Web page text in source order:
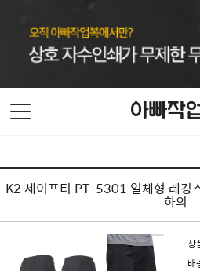
K2 세이프티 PT-5301 일체형 레깅
하의
상
배